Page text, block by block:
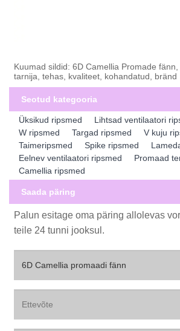
Kuumad sildid: 6D Camellia Promade fänn,
tarnija, tehas, kvaliteet, kohandatud, bränd
Seotud kategooria
Üksikud ripsmed
Lihtsad ventilaatori
W ripsmed
Targad ripsmed
V kuju
Taimeripsmed
Spike ripsmed
Eelnev ventilaatori ripsmed
Promaad
Camellia ripsmed
Saada päring
Palun esitage oma päring allolevas
teile 24 tunni jooksul.